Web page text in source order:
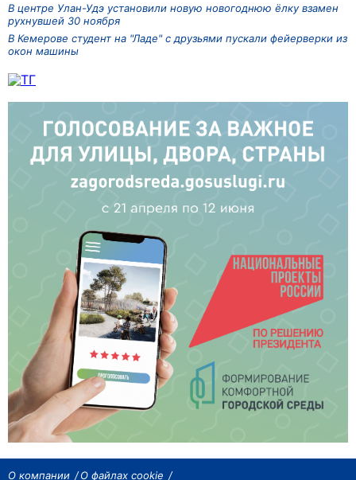
В центре Улан-Удэ установили новую новогоднюю ёлку взамен
рухнувшей 30 ноября
В Кемерове студент на "Ладе" с друзьями пускали фейерверки из
окон машины
О компании О файлах cookie